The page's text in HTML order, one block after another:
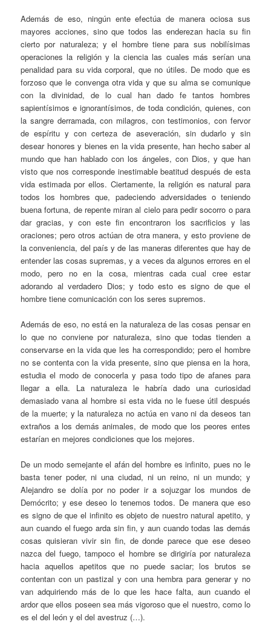
Además de eso, ningún ente efectúa de manera ociosa sus
mayores acciones, sino que todos las enderezan hacia su fin
cierto por naturaleza; y el hombre tiene para sus nobilísimas
operaciones la religión y la ciencia las cuales más serían una
penalidad para su vida corporal, que no útiles. De modo que es
forzoso que le convenga otra vida y que su alma se comunique
con la divinidad, de lo cual han dado fe tantos hombres
sapientísimos e ignorantísimos, de toda condición, quienes, con
la sangre derramada, con milagros, con testimonios, con fervor
de espíritu y con certeza de aseveración, sin dudarlo y sin
desear honores y bienes en la vida presente, han hecho saber al
mundo que han hablado con los ángeles, con Dios, y que han
visto que nos corresponde inestimable beatitud después de esta
vida estimada por ellos. Ciertamente, la religión es natural para
todos los hombres que, padeciendo adversidades o teniendo
buena fortuna, de repente miran al cielo para pedir socorro o para
dar gracias, y con este fin encontraron los sacrificios y las
oraciones; pero otros actúan de otra manera, y esto proviene de
la conveniencia, del país y de las maneras diferentes que hay de
entender las cosas supremas, y a veces da algunos errores en el
modo, pero no en la cosa, mientras cada cual cree estar
adorando al verdadero Dios; y todo esto es signo de que el
hombre tiene comunicación con los seres supremos.
Además de eso, no está en la naturaleza de las cosas pensar en
lo que no conviene por naturaleza, sino que todas tienden a
conservarse en la vida que les ha correspondido; pero el hombre
no se contenta con la vida presente, sino que piensa en la hora,
estudia el modo de conocerla y pasa todo tipo de afanes para
llegar a ella. La naturaleza le habría dado una curiosidad
demasiado vana al hombre si esta vida no le fuese útil después
de la muerte; y la naturaleza no actúa en vano ni da deseos tan
extraños a los demás animales, de modo que los peores entes
estarían en mejores condiciones que los mejores.
De un modo semejante el afán del hombre es infinito, pues no le
basta tener poder, ni una ciudad, ni un reino, ni un mundo; y
Alejandro se dolía por no poder ir a sojuzgar los mundos de
Demócrito; y ese deseo lo tenemos todos. De manera que eso
es signo de que el infinito es objeto de nuestro natural apetito, y
aun cuando el fuego arda sin fin, y aun cuando todas las demás
cosas quisieran vivir sin fin, de donde parece que ese deseo
nazca del fuego, tampoco el hombre se dirigiría por naturaleza
hacia aquellos apetitos que no puede saciar; los brutos se
contentan con un pastizal y con una hembra para generar y no
van adquiriendo más de lo que les hace falta, aun cuando el
ardor que ellos poseen sea más vigoroso que el nuestro, como lo
es el del león y el del avestruz (…).